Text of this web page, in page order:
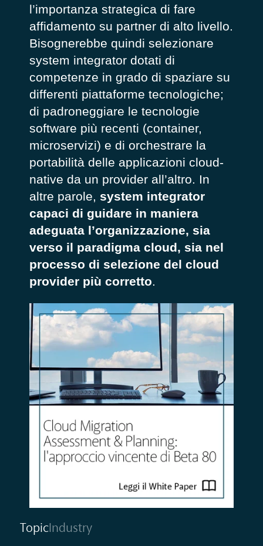
l’importanza strategica di fare
affidamento su partner di alto livello.
Bisognerebbe quindi selezionare
system integrator dotati di
competenze in grado di spaziare su
differenti piattaforme tecnologiche;
di padroneggiare le tecnologie
software più recenti (container,
microservizi) e di orchestrare la
portabilità delle applicazioni cloud-
native da un provider all’altro. In
altre parole, system integrator
capaci di guidare in maniera
adeguata l’organizzazione, sia
verso il paradigma cloud, sia nel
processo di selezione del cloud
provider più corretto.
TopicIndustry